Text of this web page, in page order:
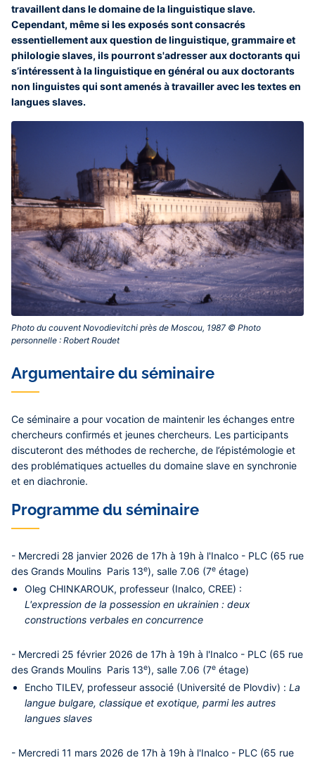
travaillent dans le domaine de la linguistique slave.
Cependant, même si les exposés sont consacrés
essentiellement aux question de linguistique, grammaire et
philologie slaves, ils pourront s'adresser aux doctorants qui
s’intéressent à la linguistique en général ou aux doctorants
non linguistes qui sont amenés à travailler avec les textes en
langues slaves.
Photo du couvent Novodievitchi près de Moscou, 1987 © Photo
personnelle : Robert Roudet‎
Contenu
central
Argumentaire du séminaire
Ce séminaire a pour vocation de maintenir les échanges entre
chercheurs confirmés et jeunes chercheurs. Les participants
discuteront des méthodes de recherche, de l’épistémologie et
des problématiques actuelles du domaine slave en synchronie
et en diachronie.
Programme du séminaire
- Mercredi 28 janvier 2026 de 17h à 19h à l'Inalco - PLC (65 rue
des Grands Moulins Paris 13e), salle 7.06 (7e étage)
Oleg CHINKAROUK, professeur (Inalco, CREE) :
L'expression de la possession en ukrainien : deux
constructions verbales en concurrence
- Mercredi 25 février 2026 de 17h à 19h à l'Inalco - PLC (65 rue
des Grands Moulins Paris 13e), salle 7.06 (7e étage)
Encho TILEV, professeur associé (Université de Plovdiv) :La
langue bulgare, classique et exotique, parmi les autres
langues slaves
- Mercredi 11 mars 2026 de 17h à 19h à l'Inalco - PLC (65 rue